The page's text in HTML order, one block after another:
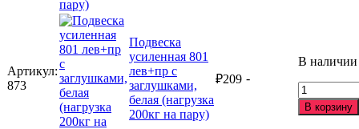
белая
(нагрузка
100кг
Артикул:
873
Подвеска
усиленная 801
лев+пр с
заглушками,
белая (нагрузка
200кг на пару)
₽209 -
В наличии
товара
Подвеска
В корзину